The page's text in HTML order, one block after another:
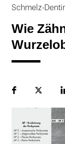
Schmelz-
Wie
FacebookPlattform